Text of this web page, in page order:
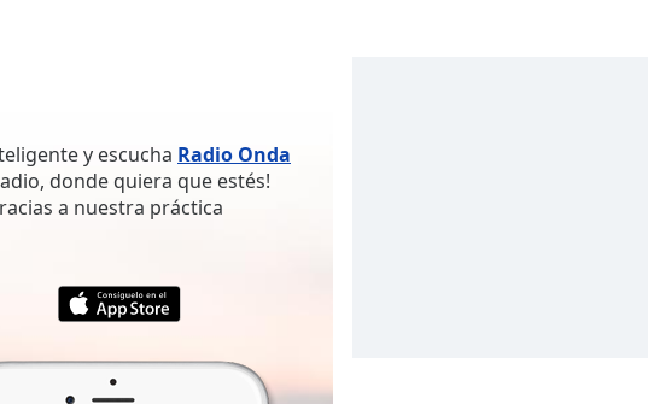
y escucha Radio Onda
donde quiera que estés!
a nuestra práctica